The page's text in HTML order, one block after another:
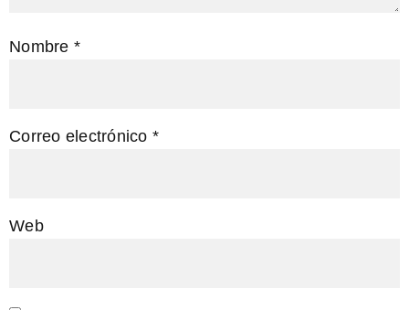
Nombre *
Correo electrónico *
Web